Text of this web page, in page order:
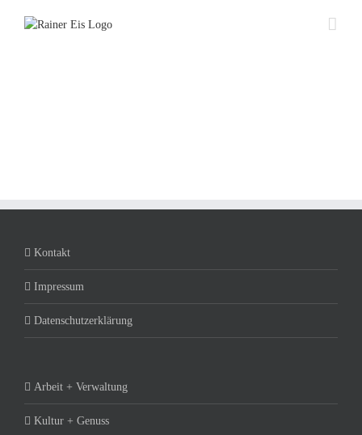
Inhalt
Kontakt
Impressum
Datenschutzerklärung
Arbeit + Verwaltung
Kultur + Genuss